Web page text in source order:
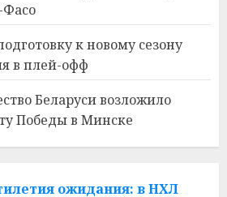
к новому сезону
в плей-офф
Беларуси возложило
Победы в Минске
ожидания: в НХЛ